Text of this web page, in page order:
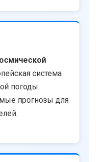
система
погоды.
прогнозы для